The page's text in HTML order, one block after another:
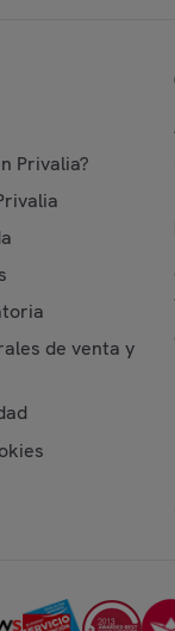
Privalia?
de venta y